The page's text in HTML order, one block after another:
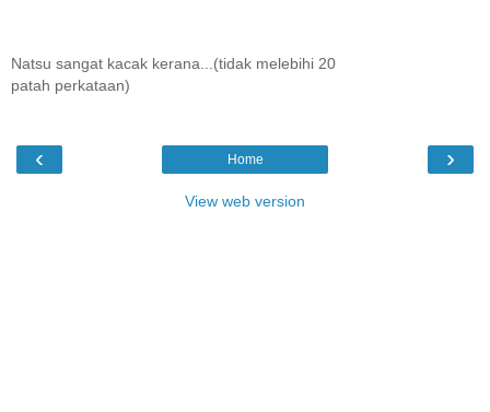
Natsu sangat kacak kerana...(tidak melebihi 20
patah perkataan)
‹ ›
Home
View web version